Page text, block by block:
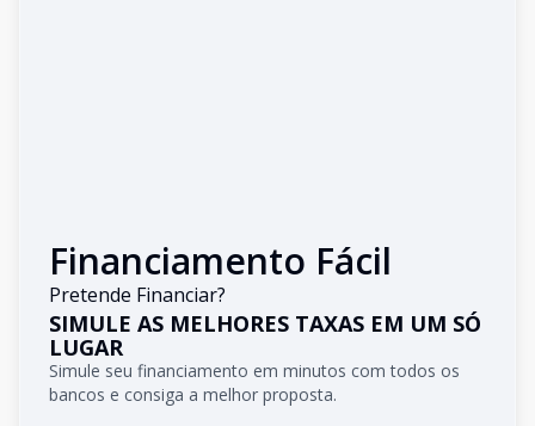
Financiamento Fácil
Pretende Financiar?
SIMULE AS MELHORES TAXAS EM UM SÓ
LUGAR
Simule seu financiamento em minutos com todos os
bancos e consiga a melhor proposta.